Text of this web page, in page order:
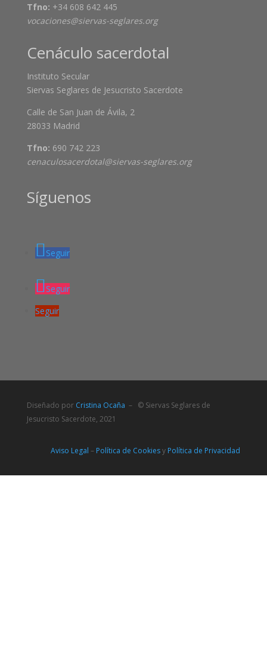
Tfno: +34 608 642 445
vocaciones@siervas-seglares.org
Cenáculo sacerdotal
Instituto Secular
Siervas Seglares de Jesucristo Sacerdote
Calle de San Juan de Ávila, 2
28033 Madrid
Tfno: 690 742 223
cenaculosacerdotal@siervas-seglares.org
Síguenos
Seguir
Seguir
Seguir
Diseñado por Cristina Ocaña – © Siervas Seglares de
Jesucristo Sacerdote, 2021
Aviso Legal – Política de Cookiesy Política de Privacidad